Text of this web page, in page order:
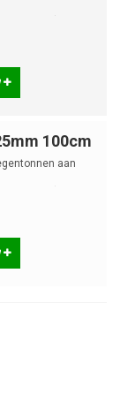
100cm
aan